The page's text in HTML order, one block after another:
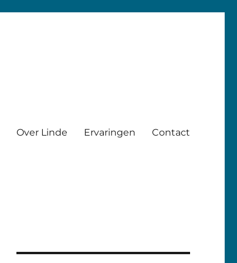
Over Linde Ervaringen Contact